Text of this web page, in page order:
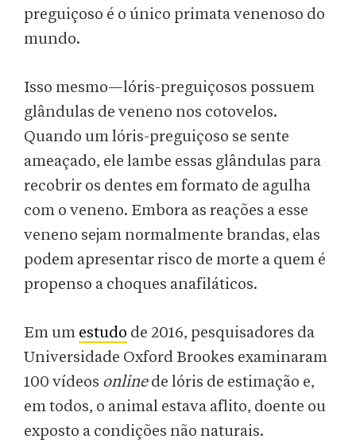
preguiçoso é o único primata venenoso do
mundo.
Isso mesmo—lóris-preguiçosos possuem
glândulas de veneno nos cotovelos.
Quando um lóris-preguiçoso se sente
ameaçado, ele lambe essas glândulas para
recobrir os dentes em formato de agulha
com o veneno. Embora as reações a esse
veneno sejam normalmente brandas, elas
podem apresentar risco de morte a quem é
propenso a choques anafiláticos.
Em um estudo de 2016, pesquisadores da
Universidade Oxford Brookes examinaram
100 vídeos onlinede lóris de estimação e,
em todos, o animal estava aflito, doente ou
exposto a condições não naturais.